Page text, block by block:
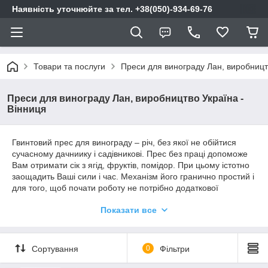
Наявність уточнюйте за тел. +38(050)-934-69-76
Товари та послуги Преси для винограду Лан,
Преси для винограду Лан, виробництво Україна -
Вінниця
Гвинтовий прес для винограду – річ, без якої не обійтися
сучасному дачниику і садівникові. Прес без праці допоможе
Вам отримати сік з ягід, фруктів, помідор. При цьому істотно
заощадить Ваші сили і час. Механізм його гранично простий і
для того, щоб почати роботу не потрібно додаткової
роботу, Вам необхідно попередньо помити, подрібнити
досить висока, тому по виходу ви отримаєте практично сухий
макуха.
Показати все
Сортування 0 Фільтри